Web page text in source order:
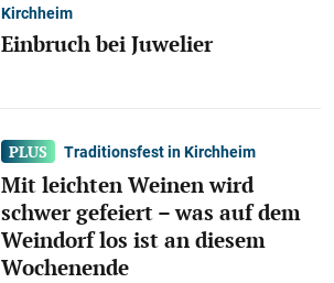
Kirchheim
Einbruch bei Juwelier
Traditionsfest in Kirchheim
Mit leichten Weinen wird
schwer gefeiert – was auf dem
Weindorf los ist an diesem
Wochenende